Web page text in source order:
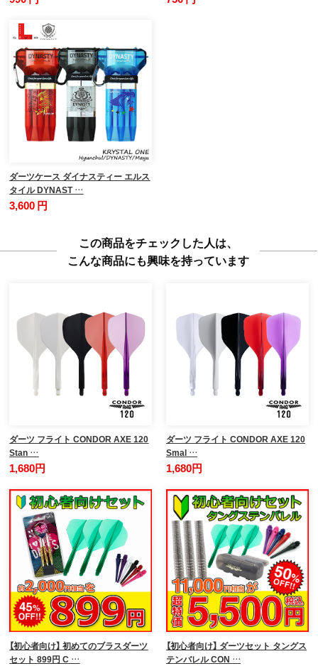
ダーツケース ダイナスティー エルス
タイル DYNAST …
3,600 円
この商品をチェックした人は、
こんな商品にも興味を持っています
ダーツ フライト CONDOR AXE 120
Stan …
1,680円
ダーツ フライト CONDOR AXE 120
Smal …
1,680円
【初心者向け】 初めてのブラスダーツ
セット 899円 C …
【初心者向け】 ダーツセット タングス
テンバレル CON …